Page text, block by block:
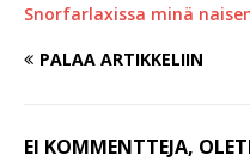
Snorfarlaxissa minä
PALAA ARTIKKELIIN
EI KOMMENTTEJA,